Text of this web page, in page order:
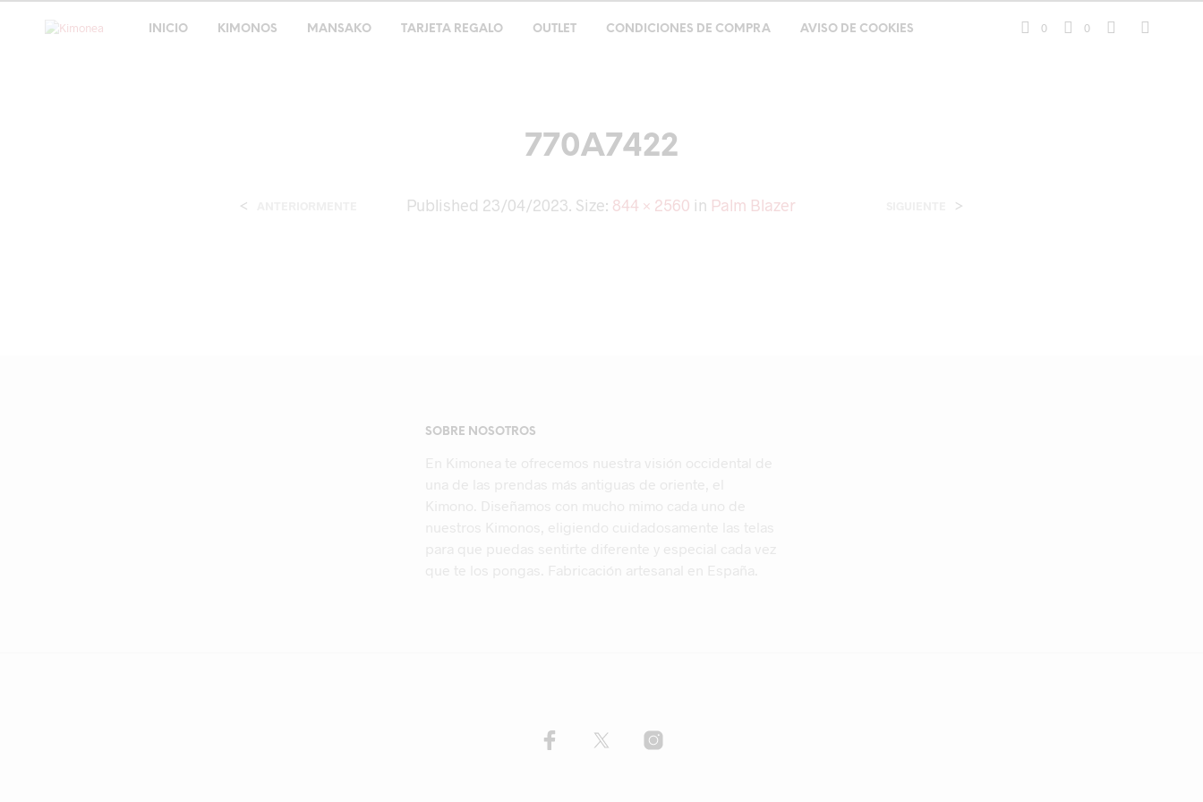
INICIO KIMONOS MANSAKO TARJETA REGALO OUTLET CONDICIONES DE COMPRA AVISO DE COOKIES 0 0
770A7422
Published 23/04/2023. Size: 844 × 2560 in Palm Blazer
< >
SOBRE NOSOTROS